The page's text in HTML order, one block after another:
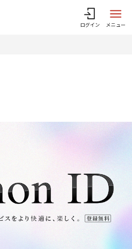
ログイン メニュー